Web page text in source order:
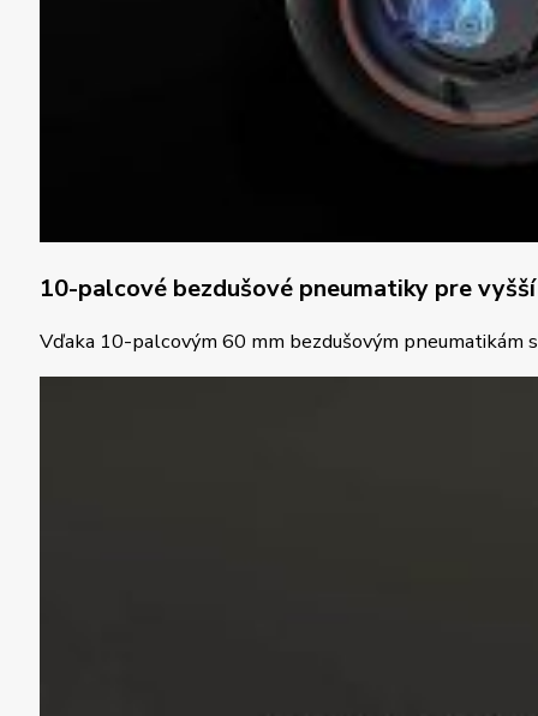
10-palcové bezdušové pneumatiky pre
Vďaka 10-palcovým 60 mm bezdušovým pneumatikám